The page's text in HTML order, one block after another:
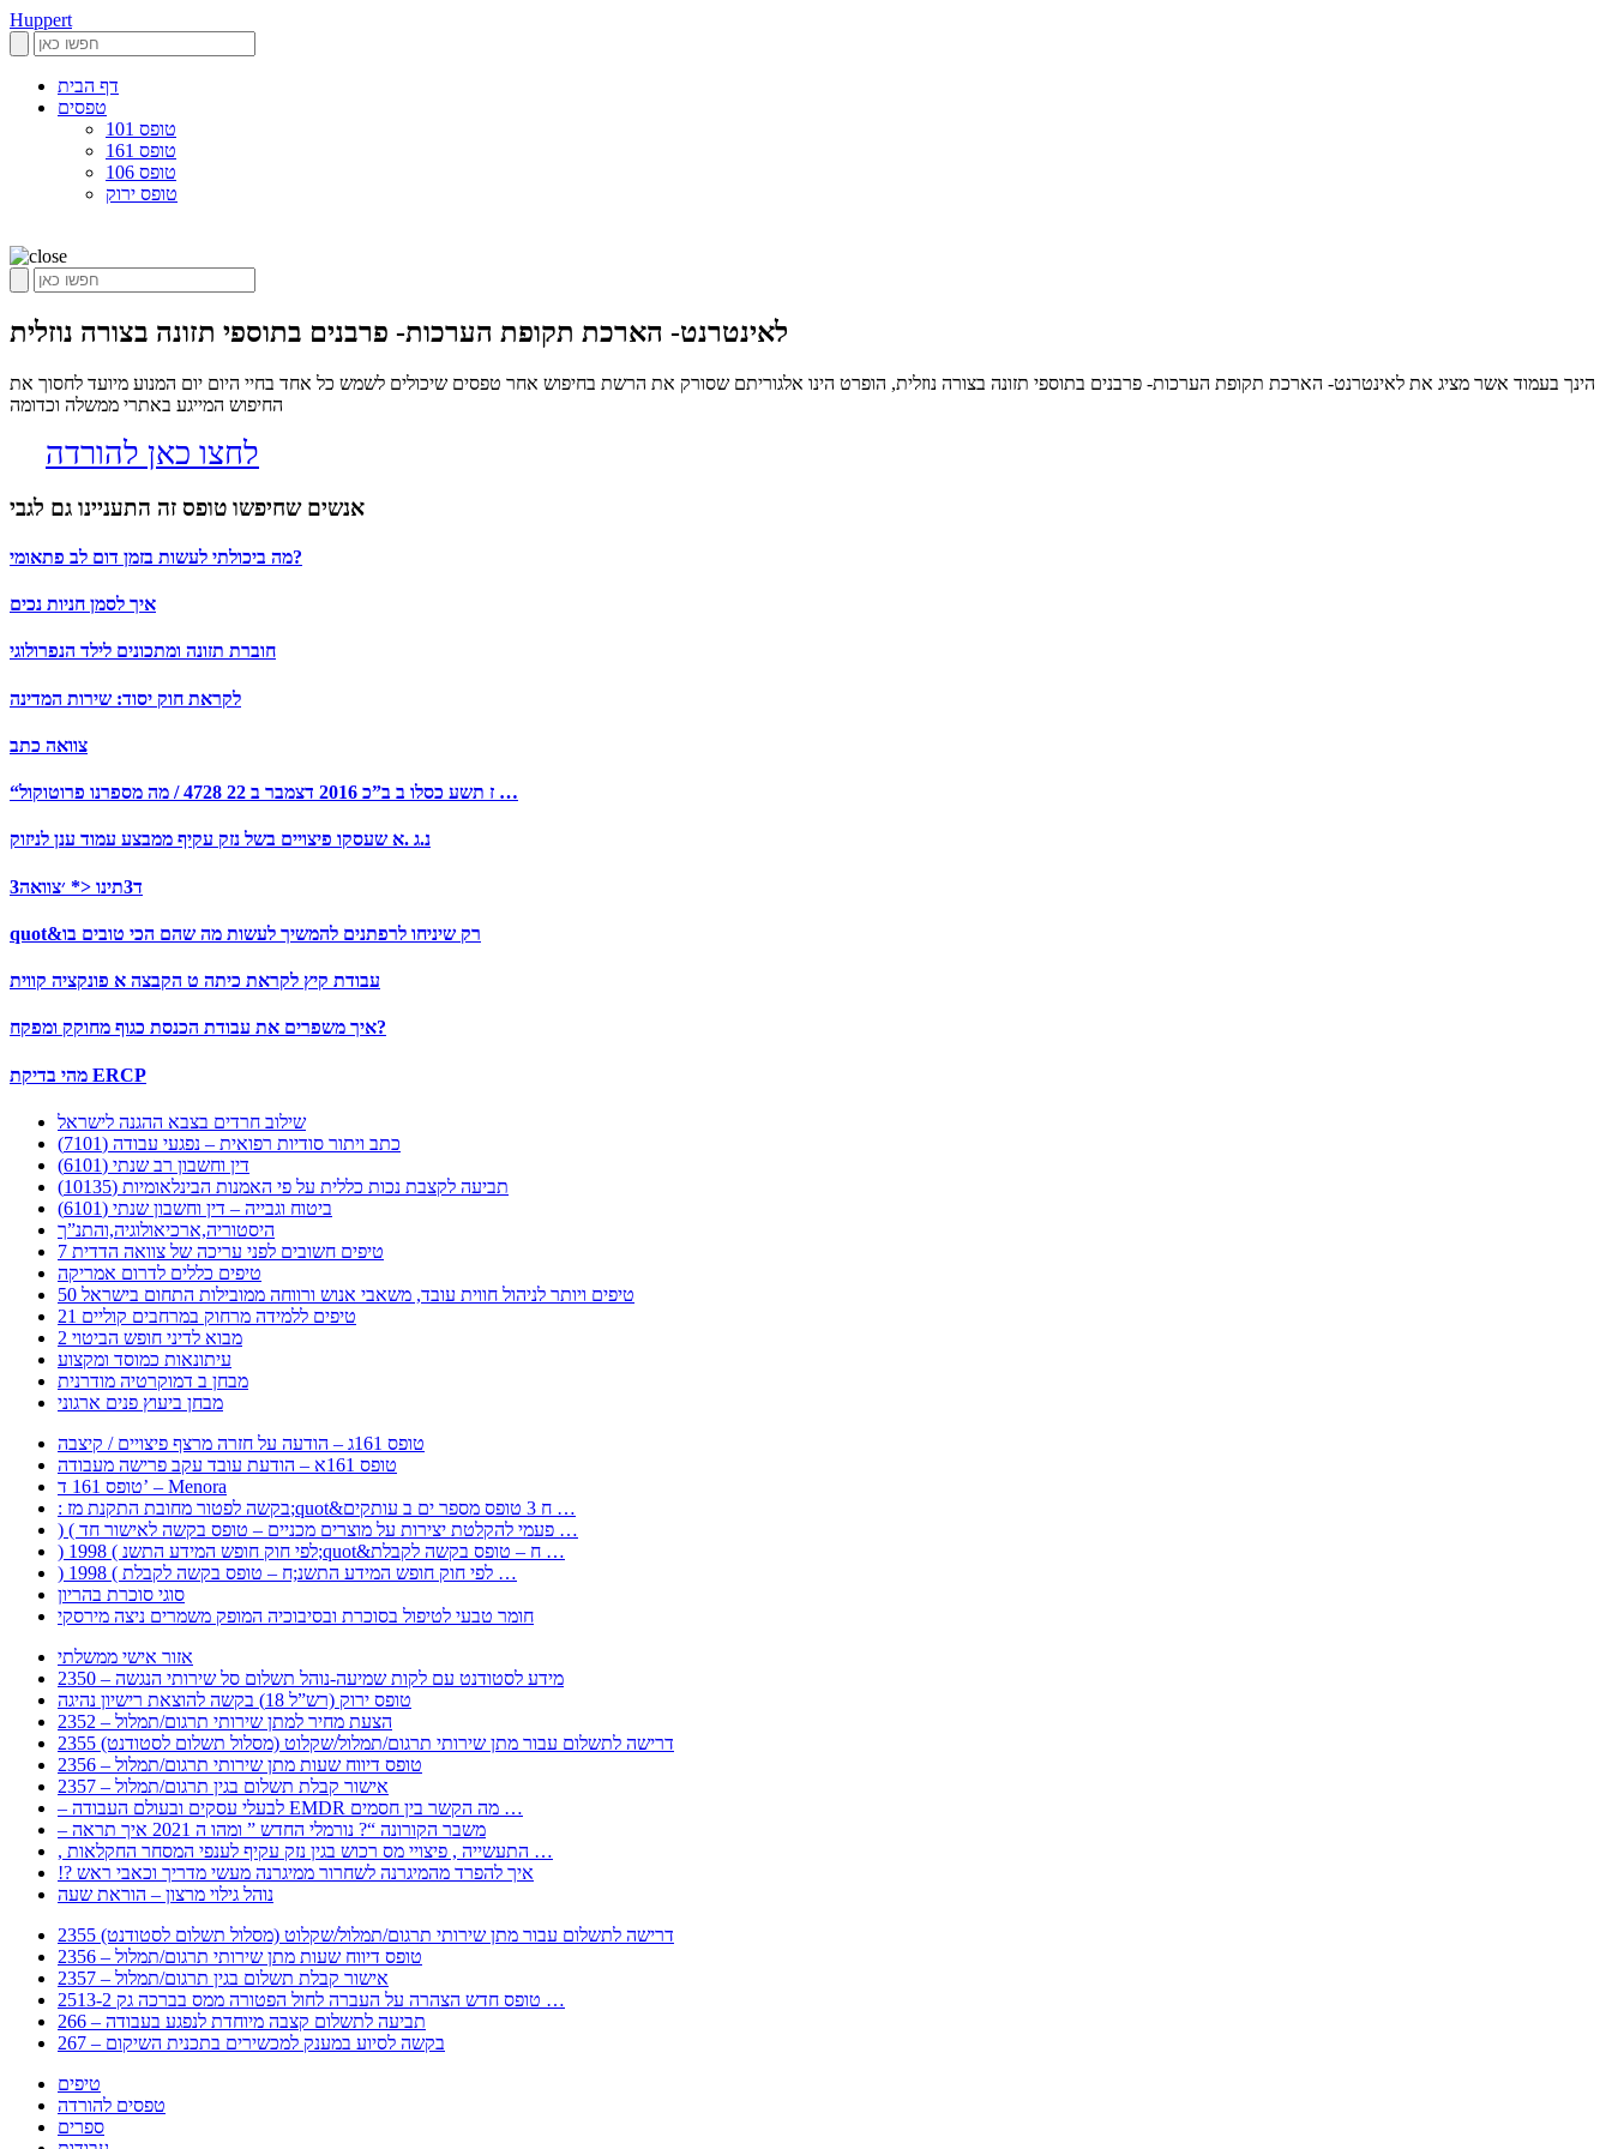
Huppert
דף הבית
טפסים
טופס 101
טופס 161
טופס 106
טופס ירוק
לאינטרנט- הארכת תקופת הערכות- פרבנים בתוספי תזונה בצורה נוזלית
הינך בעמוד אשר מציג את לאינטרנט- הארכת תקופת הערכות- פרבנים בתוספי תזונה בצורה נוזלית, הופרט הינו אלגוריתם שסורק את הרשת בחיפוש אחר טפסים שיכולים לשמש כל אחד בחיי היום יום המנוע מיועד לחסוך את
החיפוש המייגע באתרי ממשלה וכדומה
לחצו כאן להורדה
אנשים שחיפשו טופס זה התעניינו גם לגבי
מה ביכולתי לעשות בזמן דום לב פתאומי?
איך לסמן חניות נכים
חוברת תזונה ומתכונים לילד הנפרולוגי
לקראת חוק יסוד: שירות המדינה
צוואה כתב
“ז תשע כסלו ב ב”כ 2016 דצמבר ב 22 4728 / מה מספרנו פרוטוקול …
נ.ג .א שעסקו פיצויים בשל נזק עקיף ממבצע עמוד ענן לניזוק
3ד3תינו <* ׳צוואה
quot&רק שיניחו לרפתנים להמשיך לעשות מה שהם הכי טובים בו
עבודת קיץ לקראת כיתה ט הקבצה א פונקציה קווית
איך משפרים את עבודת הכנסת כגוף מחוקק ומפקח?
מהי בדיקת ERCP
שילוב חרדים בצבא ההגנה לישראל
כתב ויתור סודיות רפואית – נפגעי עבודה (7101)
דין וחשבון רב שנתי (6101)
תביעה לקצבת נכות כללית על פי האמנות הבינלאומיות (10135)
ביטוח וגבייה – דין וחשבון שנתי (6101)
היסטוריה,ארכיאולוגיה,והתנ”ך
7 טיפים חשובים לפני עריכה של צוואה הדדית
טיפים כללים לדרום אמריקה
50 טיפים ויותר לניהול חווית עובד, משאבי אנוש ורווחה ממובילות התחום בישראל
21 טיפים ללמידה מרחוק במרחבים קוליים
מבוא לדיני חופש הביטוי 2
עיתונאות כמוסד ומקצוע
מבחן ב דמוקרטיה מודרנית
מבחן ביעוץ פנים ארגוני
טופס 161ג – הודעה על חזרה מרצף פיצויים / קיצבה
טופס 161א – הודעת עובד עקב פרישה מעבודה
טופס 161 ד’ – Menora
: בקשה לפטור מחובת התקנת מז;quot&ח 3 טופס מספר ים ב עותקים …
) ( פעמי להקלטת יצירות על מוצרים מכניים – טופס בקשה לאישור חד …
) 1998 ( לפי חוק חופש המידע התשנ;quot&ח – טופס בקשה לקבלת …
) 1998 ( לפי חוק חופש המידע התשנ;ח – טופס בקשה לקבלת …
סוגי סוכרת בהריון
חומר טבעי לטיפול בסוכרת ובסיבוכיה המופק משמרים ניצה מירסקי
אזור אישי ממשלתי
2350 – מידע לסטודנט עם לקות שמיעה-נוהל תשלום סל שירותי הנגשה
טופס ירוק (רש”ל 18) בקשה להוצאת רישיון נהיגה
2352 – הצעת מחיר למתן שירותי תרגום/תמלול
2355 דרישה לתשלום עבור מתן שירותי תרגום/תמלול/שקלוט (מסלול תשלום לסטודנט)
2356 – טופס דיווח שעות מתן שירותי תרגום/תמלול
2357 – אישור קבלת תשלום בגין תרגום/תמלול
– לבעלי עסקים ובעולם העבודה EMDR מה הקשר בין חסמים …
– משבר הקורונה “? נורמלי החדש ” ומהו ה 2021 איך תראה
, התעשייה , פיצויי מס רכוש בגין נזק עקיף לענפי המסחר החקלאות …
!? איך להפרד מהמיגרנה לשחרור ממיגרנה מעשי מדריך וכאבי ראש
נוהל גילוי מרצון – הוראת שעה
2355 דרישה לתשלום עבור מתן שירותי תרגום/תמלול/שקלוט (מסלול תשלום לסטודנט)
2356 – טופס דיווח שעות מתן שירותי תרגום/תמלול
2357 – אישור קבלת תשלום בגין תרגום/תמלול
2513-2 טופס חדש הצהרה על העברה לחול הפטורה ממס בברכה גק …
266 – תביעה לתשלום קצבה מיוחדת לנפגע בעבודה
267 – בקשה לסיוע במענק למכשירים בתכנית השיקום
טיפים
טפסים להורדה
ספרים